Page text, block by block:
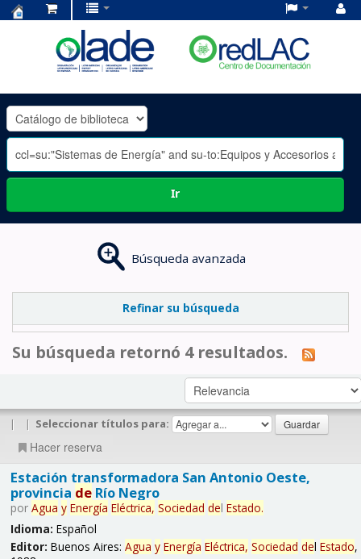
OLADE
-
Ir
Búsqueda avanzada
Refinar su búsqueda
Su búsqueda retornó 4 resultados.
| | Seleccionar títulos para:
Hacer reserva
Estación transformadora San Antonio Oeste,
provincia deRío Negro
por Agua y Energía Eléctrica, Sociedad del Estado.
Idioma: Español
Editor: Buenos Aires: Agua y Energía Eléctrica, Sociedad del Estado,